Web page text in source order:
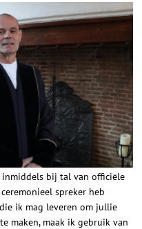
inmiddels bij tal van officiële
spreker heb
ik mag leveren om jullie
maken, maak ik gebruik van